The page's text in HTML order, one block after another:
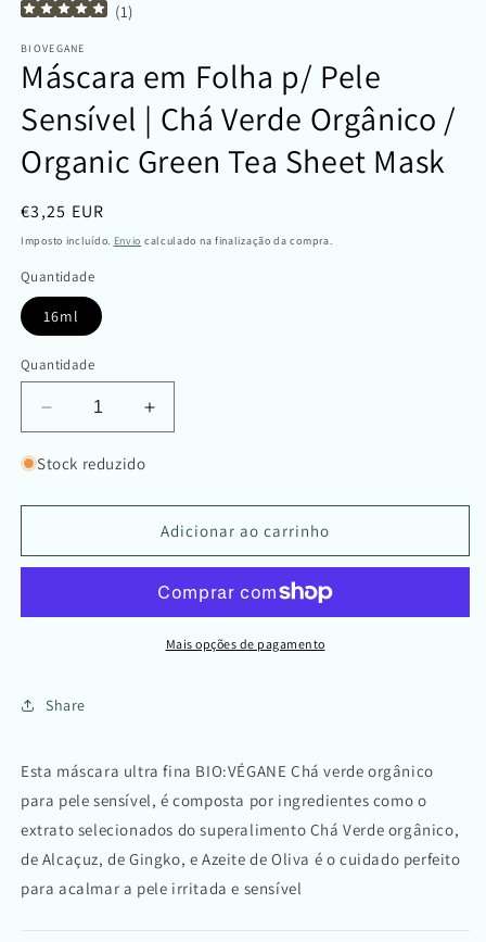
(1)
BIOVEGANE
Máscara em Folha p/ Pele
Sensível | Chá Verde Orgânico /
Organic Green Tea Sheet Mask
Preço
normal
€3,25 EUR
Imposto incluído. Envio calculado na finalização da compra.
Quantidade
16ml
Quantidade
Diminuir
a
quantidade
Máscara
Folha
Sensível
Orgânico
Organic
Green
Tea
Sheet
Mask
Aumentar
a
Máscara
em
Folha
Pele
Sensível
Green
Tea
Sheet
Mask
Stock reduzido
Adicionar ao carrinho
Mais opções de pagamento
Share
Esta máscara ultra fina BIO:VÉGANE Chá verde orgânico
para pele sensível, é composta por ingredientes como o
extrato selecionados do superalimento Chá Verde orgânico,
de Alcaçuz, de Gingko, e Azeite de Oliva é o cuidado perfeito
para acalmar a pele irritada e sensível